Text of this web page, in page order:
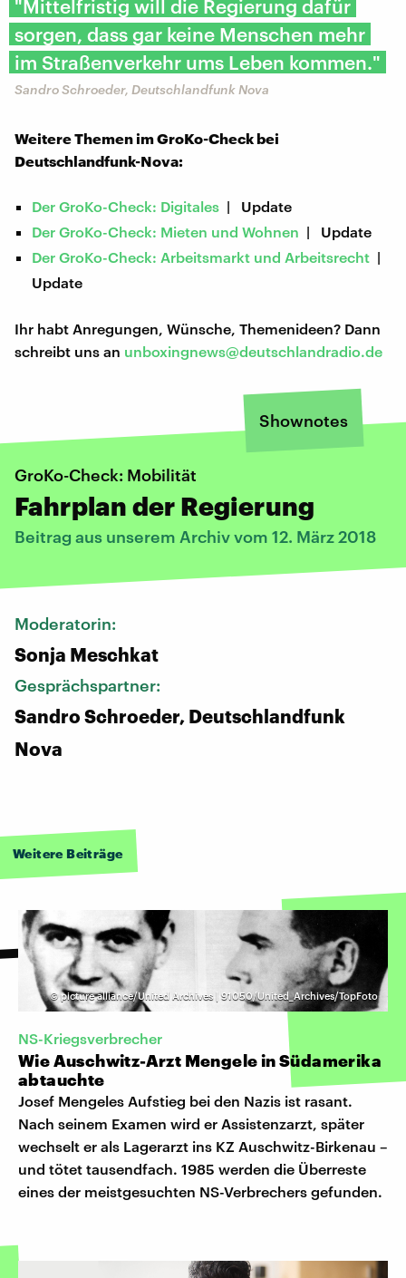
"Mittelfristig will die Regierung dafür
sorgen, dass gar keine Menschen mehr
im Straßenverkehr ums Leben kommen."
Sandro Schroeder, Deutschlandfunk Nova
Weitere Themen im GroKo-Check bei
Deutschlandfunk-Nova:
Der GroKo-Check: Digitales | Update
Der GroKo-Check: Mieten und Wohnen | Update
Der GroKo-Check: Arbeitsmarkt und Arbeitsrecht |
Update
Ihr habt Anregungen, Wünsche, Themenideen? Dann
schreibt uns an unboxingnews@deutschlandradio.de
Shownotes
GroKo-Check: Mobilität
Fahrplan der Regierung
Beitrag aus unserem Archiv vom 12. März 2018
Moderatorin:
Sonja Meschkat
Gesprächspartner:
Sandro Schroeder, Deutschlandfunk
Nova
Weitere Beiträge
©picture alliance/United Archives | 91050/United_Archives/TopFoto
NS-Kriegsverbrecher
Wie Auschwitz-Arzt Mengele in Südamerika
abtauchte
Josef Mengeles Aufstieg bei den Nazis ist rasant.
Nach seinem Examen wird er Assistenzarzt, später
wechselt er als Lagerarzt ins KZ Auschwitz-Birkenau –
und tötet tausendfach. 1985 werden die Überreste
eines der meistgesuchten NS-Verbrechers gefunden.